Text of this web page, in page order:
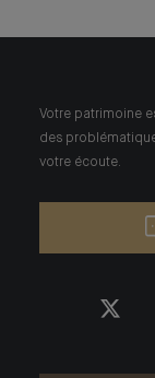
Votre patrimoine
des
votre écoute.